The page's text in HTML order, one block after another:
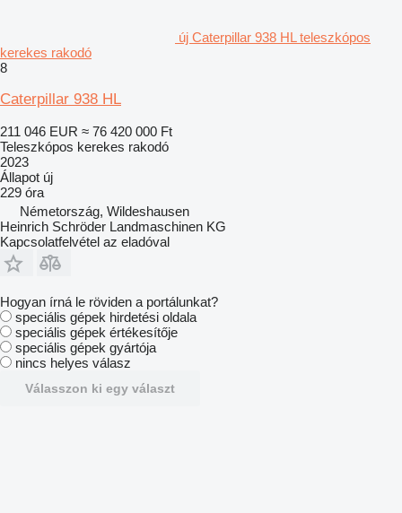
új Caterpillar 938 HL teleszkópos
kerekes rakodó
8
Caterpillar 938 HL
211 046 EUR ≈ 76 420 000 Ft
Teleszkópos kerekes rakodó
2023
Állapot új
229 óra
Németország, Wildeshausen
Heinrich Schröder Landmaschinen KG
Kapcsolatfelvétel az eladóval
Hogyan írná le röviden a portálunkat?
speciális gépek hirdetési oldala
speciális gépek értékesítője
speciális gépek gyártója
nincs helyes válasz
Válasszon ki egy választ